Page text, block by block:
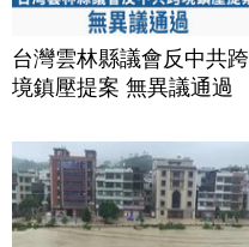
台灣雲林縣議會反中共跨
境鎮壓提案 無異議通過